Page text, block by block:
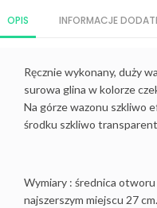
OPIS INFORMACJE
Ręcznie wykonany, duży
surowa glina w kolorze
Na górze wazonu szkliwo
środku szkliwo
Wymiary : średnica
najszerszym miejscu 27 cm.